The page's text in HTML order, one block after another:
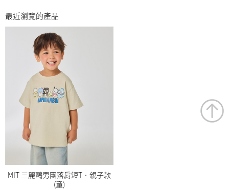
最近瀏覽的產品
MIT 三麗鷗男團落肩短T‧親子款
(童)